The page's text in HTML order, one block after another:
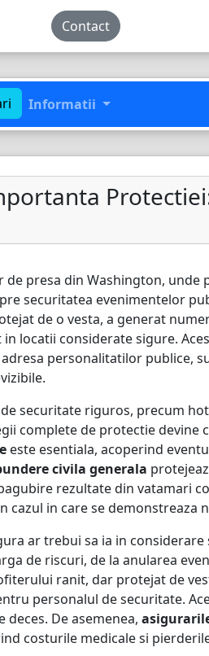
Contact
Informatii
presa din Washington, unde
securitatea evenimentelor
de o vesta, a generat
locatii considerate sigure.
personalitatilor publice,
securitate riguros, precum
complete de protectie devine
este esentiala, acoperind
civila generala
rezultate din vatamari
in care se demonstreaza
ar trebui sa ia in considerare
de riscuri, de la anularea
ranit, dar protejat de
personalul de securitate.
deces. De asemenea,
costurile medicale si